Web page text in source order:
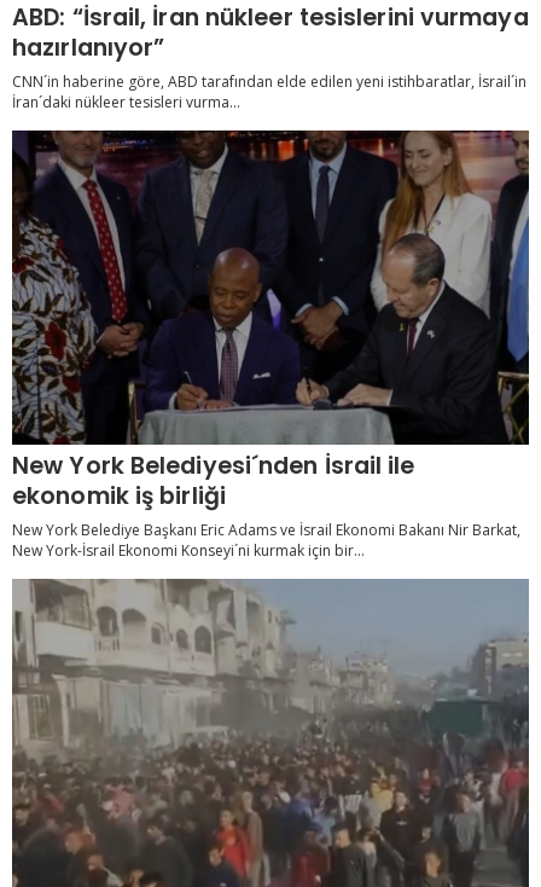
ABD: “İsrail, İran nükleer tesislerini vurmaya
hazırlanıyor”
CNN´in haberine göre, ABD tarafından elde edilen yeni istihbaratlar, İsrail´in
İran´daki nükleer tesisleri vurma...
New York Belediyesi´nden İsrail ile
ekonomik iş birliği
New York Belediye Başkanı Eric Adams ve İsrail Ekonomi Bakanı Nir Barkat,
New York-İsrail Ekonomi Konseyi´ni kurmak için bir...